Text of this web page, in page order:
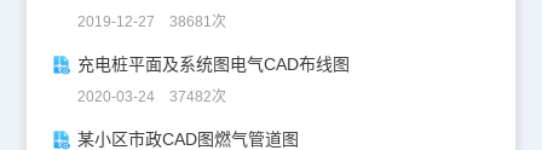
2019-12-27 38681次
充电桩平面及系统图电气CAD布线图
2020-03-24 37482次
某小区市政CAD图燃气管道图